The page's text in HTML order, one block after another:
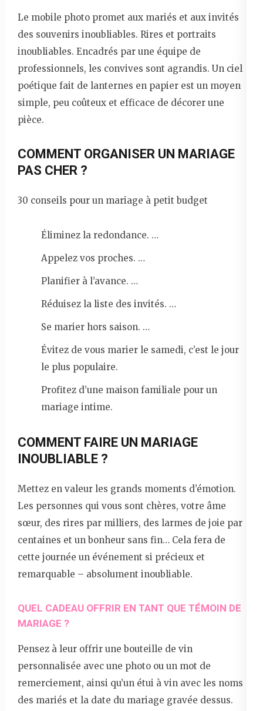
Le mobile photo promet aux mariés et aux invités
des souvenirs inoubliables. Rires et portraits
inoubliables. Encadrés par une équipe de
professionnels, les convives sont agrandis. Un ciel
poétique fait de lanternes en papier est un moyen
simple, peu coûteux et efficace de décorer une
pièce.
COMMENT ORGANISER UN MARIAGE
PAS CHER ?
30 conseils pour un mariage à petit budget
Éliminez la redondance. …
Appelez vos proches. …
Planifier à l’avance. …
Réduisez la liste des invités. …
Se marier hors saison. …
Évitez de vous marier le samedi, c’est le jour
le plus populaire.
Profitez d’une maison familiale pour un
mariage intime.
COMMENT FAIRE UN MARIAGE
INOUBLIABLE ?
Mettez en valeur les grands moments d’émotion.
Les personnes qui vous sont chères, votre âme
sœur, des rires par milliers, des larmes de joie par
centaines et un bonheur sans fin… Cela fera de
cette journée un événement si précieux et
remarquable – absolument inoubliable.
QUEL CADEAU OFFRIR EN TANT QUE TÉMOIN DE
MARIAGE ?
Pensez à leur offrir une bouteille de vin
personnalisée avec une photo ou un mot de
remerciement, ainsi qu’un étui à vin avec les noms
des mariés et la date du mariage gravée dessus.